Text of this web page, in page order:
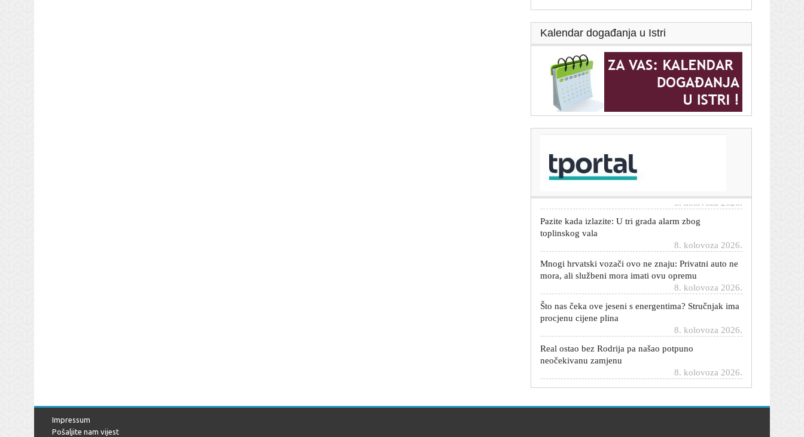
Kalendar događanja u Istri
Uzbuna u Europi: Vratio se virus iz Afrike, 240
zaraženih
Pazite kada izlazite: U tri grada alarm zbog
toplinskog vala
8. kolovoza 2026.
Mnogi hrvatski vozači ovo ne znaju: Privatni auto ne
mora, ali službeni mora imati ovu opremu
Što nas čeka ove jeseni s energentima? Stručnjak ima
procjenu cijene plina
8. kolovoza 2026.
Real ostao bez Rodrija pa našao potpuno
neočekivanu zamjenu
8. kolovoza 2026.
Mehaničari upozoravaju: Ovaj slatkasti miris u kabini
može otkriti ozbiljan kvar
Impressum
Pošaljite nam vijest